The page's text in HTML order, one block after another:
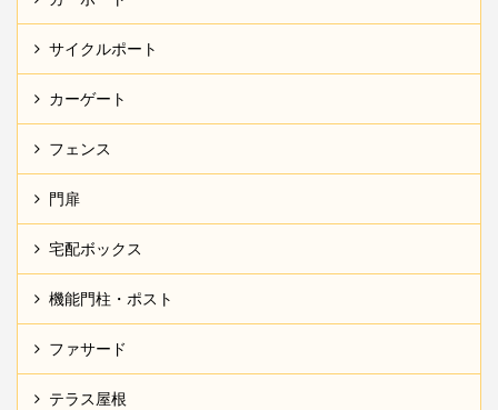
サイクルポート
カーゲート
フェンス
門扉
宅配ボックス
機能門柱・ポスト
ファサード
テラス屋根